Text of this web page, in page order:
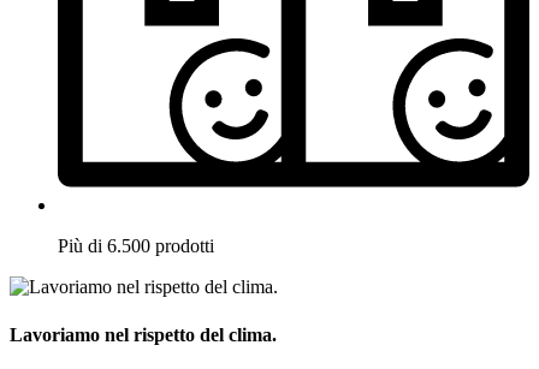
Più di 6.500 prodotti
Lavoriamo nel rispetto del clima.